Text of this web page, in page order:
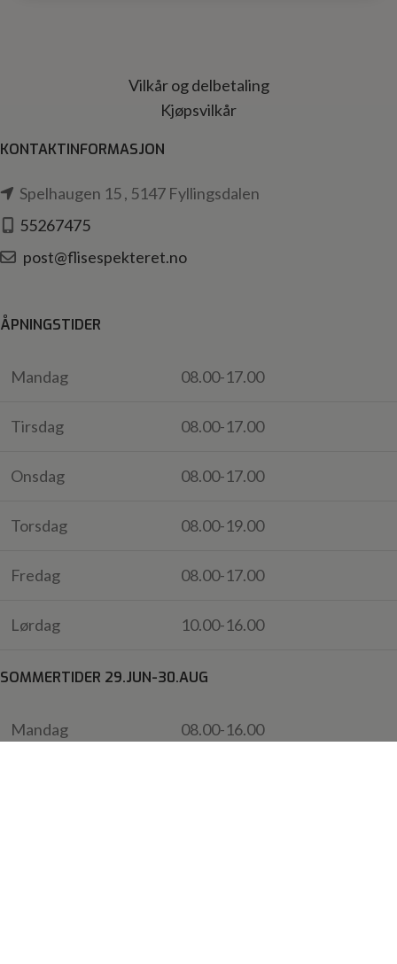
Vilkår og delbetaling
Kjøpsvilkår
KONTAKTINFORMASJON
Spelhaugen 15 , 5147 Fyllingsdalen
55267475
post@flisespekteret.no
ÅPNINGSTIDER
Mandag 08.00-17.00
Tirsdag 08.00-17.00
Onsdag 08.00-17.00
Torsdag 08.00-19.00
Fredag 08.00-17.00
Lørdag 10.00-16.00
SOMMERTIDER 29.JUN-30.AUG
Mandag 08.00-16.00